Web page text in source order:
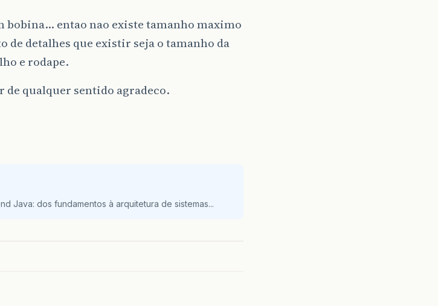
bobina… entao nao existe tamanho maximo
de detalhes que existir seja o tamanho da
e rodape.
de qualquer sentido agradeco.
Java: dos fundamentos à arquitetura de sistemas...